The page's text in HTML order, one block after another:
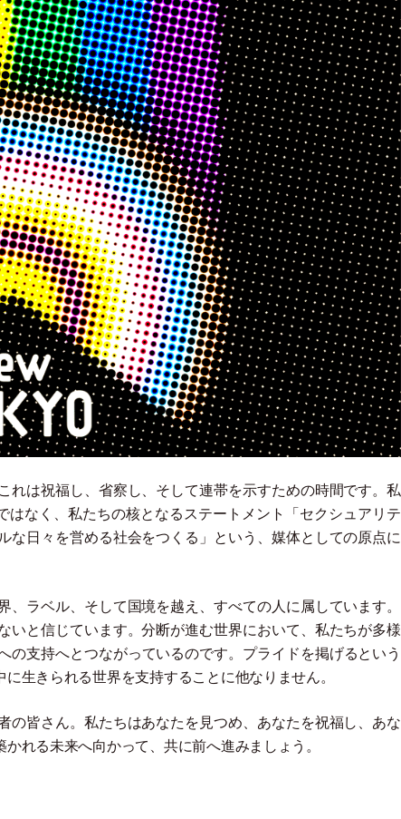
れは祝福し、省察し、そして連帯を示すための時間です。私
はなく、私たちの核となるステートメント
「 セクシュアリテ
な日々を営める社会をつくる 」
という、媒体としての原点に
ラベル、そして国境を越え、すべての人に属しています。
と信じています。分断が進む世界において、私たちが多様
の支持へとつながっているのです。プライドを掲げるという
生きられる世界を支持することに他なりません。
の皆さん。私たちはあなたを見つめ、あなたを祝福し、あな
れる未来へ向かって、共に前へ進みましょう。